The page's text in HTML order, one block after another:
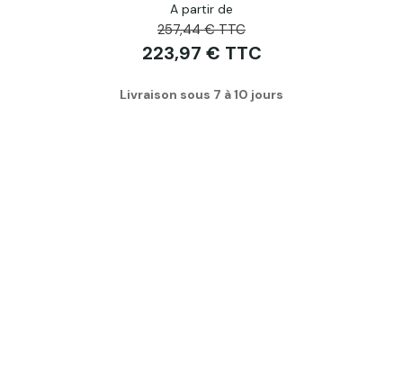
Acheter
A partir de
257,44 € TTC
223,97 € TTC
Livraison sous 7 à 10 jours